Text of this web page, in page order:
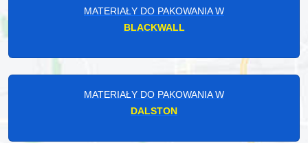
MATERIAŁY DO PAKOWANIA W
BLACKWALL
MATERIAŁY DO PAKOWANIA W
DALSTON